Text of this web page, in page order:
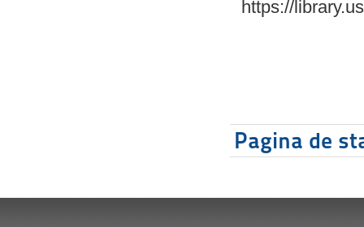
https://
Pagina de